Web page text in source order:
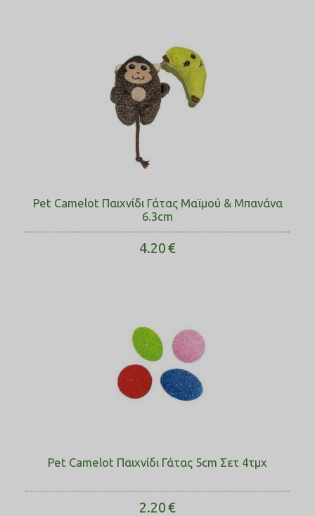
Pet Camelot Παιχνίδι Γάτας Μαϊμού & Μπανάνα
6.3cm
4.20€
Pet Camelot Παιχνίδι Γάτας 5cm Σετ 4τμχ
2.20€